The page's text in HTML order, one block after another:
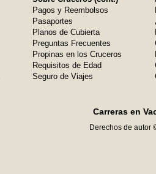
Pagos y Reembolsos
Pasaportes
Planos de Cubierta
Preguntas Frecuentes
Propinas en los Cruceros
Requisitos de Edad
Seguro de Viajes
Carreras en
Derechos de autor